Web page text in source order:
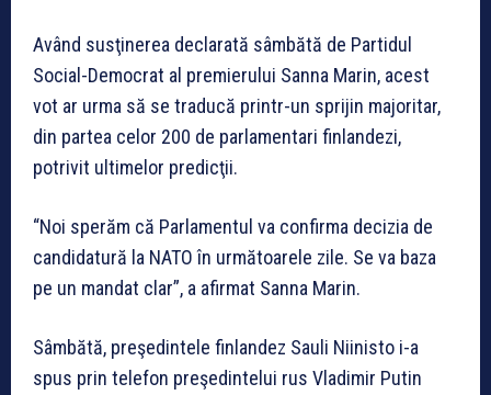
Având susţinerea declarată sâmbătă de Partidul
Social-Democrat al premierului Sanna Marin, acest
vot ar urma să se traducă printr-un sprijin majoritar,
din partea celor 200 de parlamentari finlandezi,
potrivit ultimelor predicţii.
“Noi sperăm că Parlamentul va confirma decizia de
candidatură la NATO în următoarele zile. Se va baza
pe un mandat clar”, a afirmat Sanna Marin.
Sâmbătă, preşedintele finlandez Sauli Niinisto i-a
spus prin telefon preşedintelui rus Vladimir Putin